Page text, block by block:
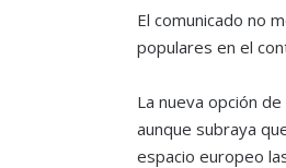
El comunicado no
populares en el
La nueva opción
aunque subraya
espacio europeo